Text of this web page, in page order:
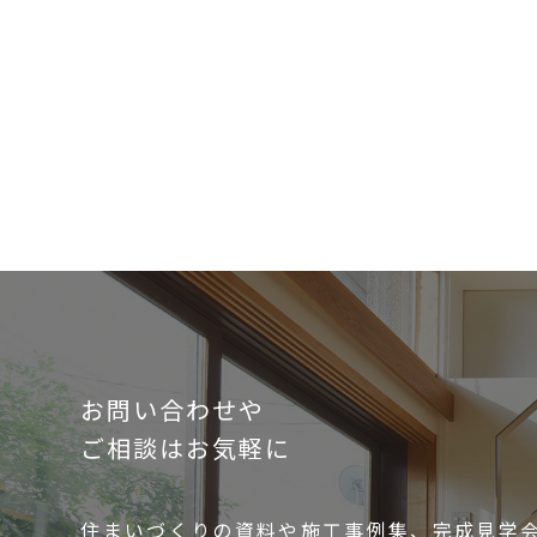
お問い合わせや
ご相談はお気軽に
住まいづくりの資料や施工事例集、完成見学